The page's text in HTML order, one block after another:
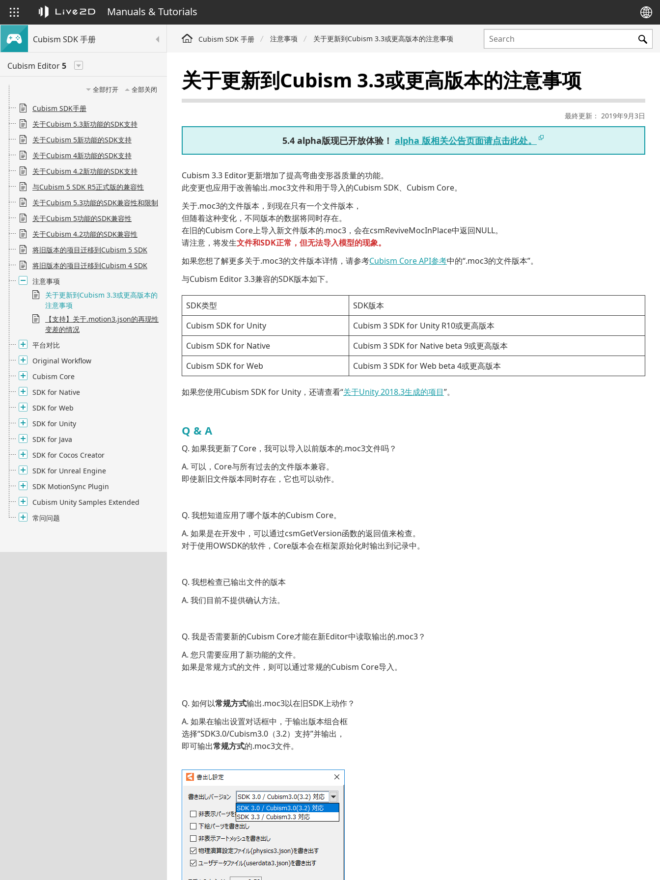
Manuals & Tutorials
Cubism SDK 手册
Cubism Editor5
全部打开 全部关闭
Cubism SDK手册
关于Cubism 5.3新功能的SDK支持
关于Cubism 5新功能的SDK支持
关于Cubism 4新功能的SDK支持
关于Cubism 4.2新功能的SDK支持
与Cubism 5 SDK R5正式版的兼容性
关于Cubism 5.3功能的SDK兼容性和限制
关于Cubism 5功能的SDK兼容性
关于Cubism 4.2功能的SDK兼容性
将旧版本的项目迁移到Cubism 5 SDK
将旧版本的项目迁移到Cubism 4 SDK
注意事项
关于更新到Cubism 3.3或更高版本的
注意事项
【支持】关于.motion3.json的再现性
变差的情况
平台对比
Original Workflow
Cubism Core
SDK for Native
SDK for Web
SDK for Unity
SDK for Java
SDK for Cocos Creator
SDK for Unreal Engine
SDK MotionSync Plugin
Cubism Unity Samples Extended
常问问题
Cubism SDK 手册 注意事项 关于更新到Cubism 3.3或更高版本的注意事项
关于更新到Cubism 3.3或更高版本的注意事项
最終更新： 2019年9月3日
5.4 alpha版现已开放体验！ alpha 版相关公告页面请点击此处。
Cubism 3.3 Editor更新增加了提高弯曲变形器质量的功能。
此变更也应用于改善输出.moc3文件和用于导入的Cubism SDK、Cubism Core。
关于.moc3的文件版本，到现在只有一个文件版本，
但随着这种变化，不同版本的数据将同时存在。
在旧的Cubism Core上导入新文件版本的.moc3，会在csmReviveMocInPlace中返回NULL。
请注意，将发生文件和SDK正常，但无法导入模型的现象。
如果您想了解更多关于.moc3的文件版本详情，请参考Cubism Core API参考中的“.moc3的文件版本”。
与Cubism Editor 3.3兼容的SDK版本如下。
SDK类型
SDK版本
Cubism SDK for Unity
Cubism 3 SDK for Unity R10或更高版本
Cubism SDK for Native
Cubism 3 SDK for Native beta 9或更高版本
Cubism SDK for Web
Cubism 3 SDK for Web beta 4或更高版本
如果您使用Cubism SDK for Unity，还请查看“关于Unity 2018.3生成的项目”。
Q & A
Q. 如果我更新了Core，我可以导入以前版本的.moc3文件吗？
A. 可以，Core与所有过去的文件版本兼容。
即使新旧文件版本同时存在，它也可以动作。
Q. 我想知道应用了哪个版本的Cubism Core。
A. 如果是在开发中，可以通过csmGetVersion函数的返回值来检查。
对于使用OWSDK的软件，Core版本会在框架原始化时输出到记录中。
Q. 我想检查已输出文件的版本
A. 我们目前不提供确认方法。
Q. 我是否需要新的Cubism Core才能在新Editor中读取输出的.moc3？
A. 您只需要应用了新功能的文件。
如果是常规方式的文件，则可以通过常规的Cubism Core导入。
Q. 如何以常规方式输出.moc3以在旧SDK上动作？
A. 如果在输出设置对话框中，于输出版本组合框
选择“SDK3.0/Cubism3.0（3.2）支持”并输出，
即可输出常规方式的.moc3文件。